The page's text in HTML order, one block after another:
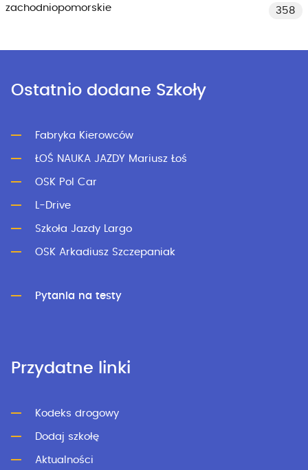
zachodniopomorskie
358
Ostatnio dodane Szkoły
Fabryka Kierowców
ŁOŚ NAUKA JAZDY Mariusz Łoś
OSK Pol Car
L-Drive
Szkoła Jazdy Largo
OSK Arkadiusz Szczepaniak
Pytania na testy
Przydatne linki
Kodeks drogowy
Dodaj szkołę
Aktualności